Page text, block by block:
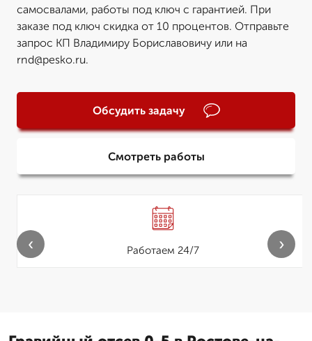
самосвалами, работы под ключ с гарантией. При
заказе под ключ скидка от 10 процентов. Отправьте
запрос КП Владимиру Бориславовичу или на
rnd@pesko.ru.
Обсудить задачу
Смотреть работы
Работаем 24/7
‹ ›